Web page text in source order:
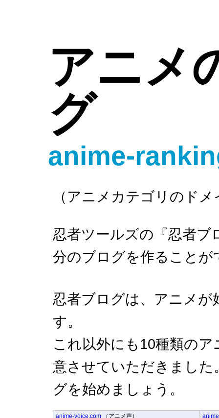
アニメ
グ
anime-
（アニメカテゴリのドメ
忍者ツールズの『忍者
分のブログを作ること
忍者ブログは、アニメ
す。
これ以外にも10種類の
意させていただきまし
グを始めましょう。
anime-voice.com （アニメ声）